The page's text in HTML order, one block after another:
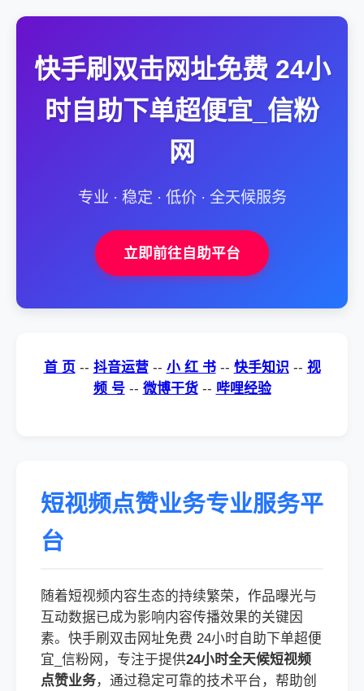
快手刷双击网址免费 24小
时自助下单超便宜_信粉
网
专业 · 稳定 · 低价 · 全天候服务
立即前往自助平台
首 页 -- 抖音运营-- 小 红 书-- 快手知识 -- 视
频 号-- 微博干货-- 哔哩经验
短视频点赞业务专业服务平
台
随着短视频内容生态的持续繁荣，作品曝光与
互动数据已成为影响内容传播效果的关键因
素。快手刷双击网址免费 24小时自助下单超便
宜_信粉网，专注于提供24小时全天候短视频
点赞业务，通过稳定可靠的技术平台，帮助创